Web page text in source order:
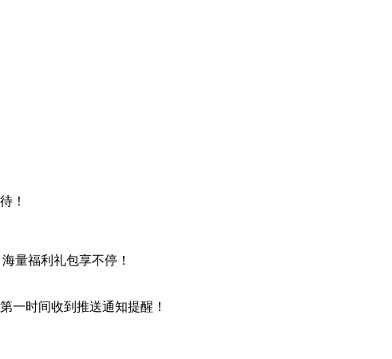
！
量福利礼包享不停！
一时间收到推送通知提醒！